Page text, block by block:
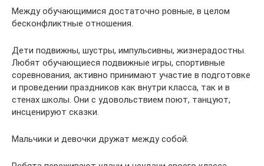
Между обучающимися достаточно ровные, в целом
бесконфликтные отношения.
Дети подвижны, шустры, импульсивны, жизнерадостны.
Любят обучающиеся подвижные игры, спортивные
соревнования, активно принимают участие в подготовке
и проведении праздников как внутри класса, так и в
стенах школы. Они с удовольствием поют, танцуют,
инсценируют сказки.
Мальчики и девочки дружат между собой.